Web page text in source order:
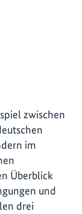
zwischen
im
Überblick
und
drei